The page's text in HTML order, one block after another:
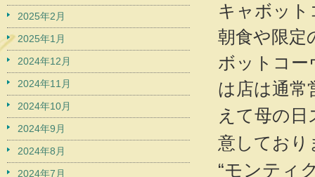
キャボッ
朝食や限定
ボットコー
は店は通常
えて母の
意しており
“モンティ
2025年2月
2025年1月
2024年12月
2024年11月
2024年10月
2024年9月
2024年8月
2024年7月